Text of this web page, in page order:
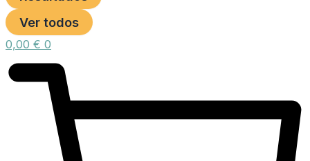
Ver todos
0,00 € 0